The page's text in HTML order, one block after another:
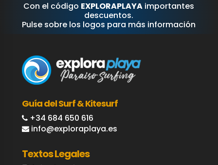
Con el código EXPLORAPLAYA importantes
descuentos.
Pulse sobre los logos para más información
Guía del Surf & Kitesurf
+34 684 650 616
info@exploraplaya.es
Textos Legales